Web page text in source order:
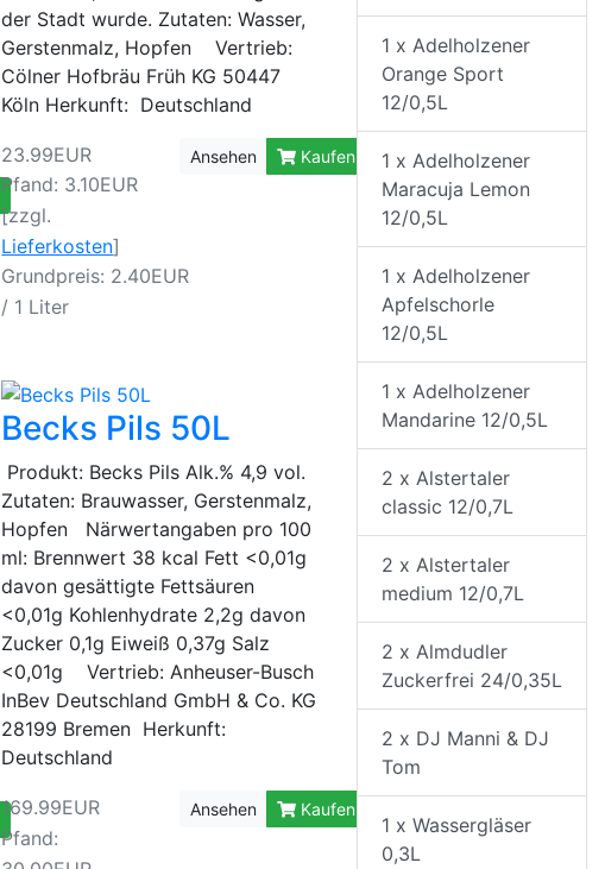
der Stadt wurde. Zutaten: Wasser,
Gerstenmalz, Hopfen Vertrieb:
Cölner Hofbräu Früh KG 50447
Köln Herkunft: Deutschland
23.99EUR
Pfand: 3.10EUR
[zzgl.
Lieferkosten]
Grundpreis: 2.40EUR
/ 1 Liter
Ansehen Kaufen
Becks Pils 50L
Produkt: Becks Pils Alk.% 4,9 vol.
Zutaten: Brauwasser, Gerstenmalz,
Hopfen Närwertangaben pro 100
ml: Brennwert 38 kcal Fett <0,01g
davon gesättigte Fettsäuren
<0,01g Kohlenhydrate 2,2g davon
Zucker 0,1g Eiweiß 0,37g Salz
<0,01g Vertrieb: Anheuser-Busch
InBev Deutschland GmbH & Co. KG
28199 Bremen Herkunft:
Deutschland
169.99EUR
Pfand:
Ansehen Kaufen
1 x Adelholzener
Orange Sport
12/0,5L
1 x Adelholzener
Maracuja Lemon
12/0,5L
1 x Adelholzener
Apfelschorle
12/0,5L
1 x Adelholzener
Mandarine 12/0,5L
2 x Alstertaler
classic 12/0,7L
2 x Alstertaler
medium 12/0,7L
2 x Almdudler
Zuckerfrei 24/0,35L
2 x DJ Manni & DJ
Tom
1 x Wassergläser
0,3L